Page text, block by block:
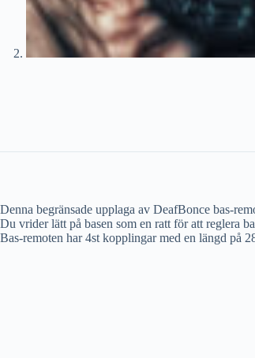
Denna begränsade upplaga av DeafBonce bas-
Du vrider lätt på basen som en ratt för att reglera
Bas-remoten har 4st kopplingar med en längd på